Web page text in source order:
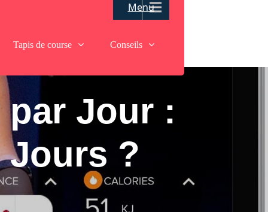
Menu
Tapis de course Conseils
par Jour :
Jours ?